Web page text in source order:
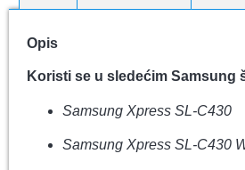
Opis
Koristi se u sledećim Samsung
Samsung Xpress SL-C430
Samsung Xpress SL-C430